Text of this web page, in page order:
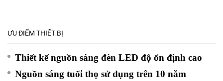
ƯU ĐIỂM THIẾT BỊ
Thiết kế nguồn sáng đèn LED độ ổn định cao
Nguồn sáng tuổi thọ sử dụng trên 10 năm